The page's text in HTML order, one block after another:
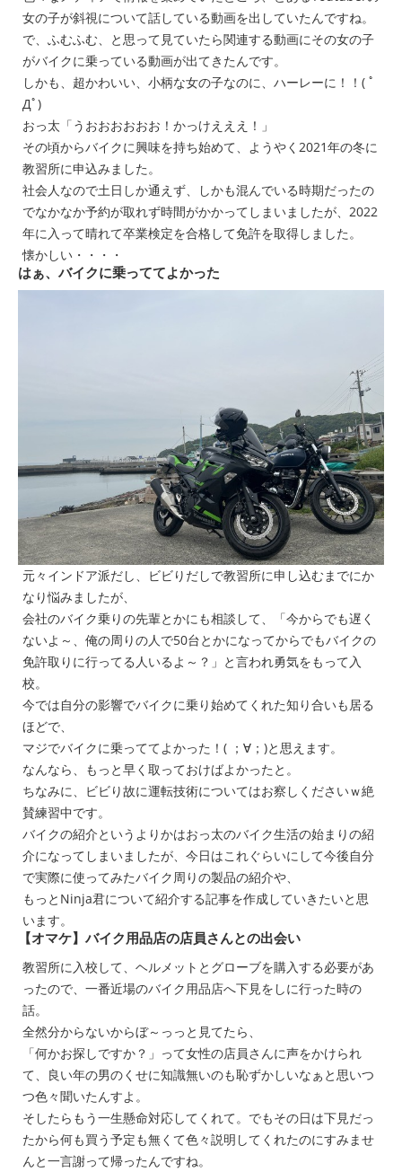
女の子が斜視について話している動画を出していたんですね。
で、ふむふむ、と思って見ていたら関連する動画にその女の子
がバイクに乗っている動画が出てきたんです。
しかも、超かわいい、小柄な女の子なのに、ハーレーに！！( ﾟ
Дﾟ)
おっ太「うおおおおおお！かっけえええ！」
その頃からバイクに興味を持ち始めて、ようやく2021年の冬に
教習所に申込みました。
社会人なので土日しか通えず、しかも混んでいる時期だったの
でなかなか予約が取れず時間がかかってしまいましたが、2022
年に入って晴れて卒業検定を合格して免許を取得しました。
懐かしい・・・・
はぁ、バイクに乗っててよかった
元々インドア派だし、ビビりだしで教習所に申し込むまでにか
なり悩みましたが、
会社のバイク乗りの先輩とかにも相談して、「今からでも遅く
ないよ～、俺の周りの人で50台とかになってからでもバイクの
免許取りに行ってる人いるよ～？」と言われ勇気をもって入
校。
今では自分の影響でバイクに乗り始めてくれた知り合いも居る
ほどで、
マジでバイクに乗っててよかった！( ；∀；)と思えます。
なんなら、もっと早く取っておけばよかったと。
ちなみに、ビビり故に運転技術についてはお察しくださいｗ絶
賛練習中です。
バイクの紹介というよりかはおっ太のバイク生活の始まりの紹
介になってしまいましたが、今日はこれぐらいにして今後自分
で実際に使ってみたバイク周りの製品の紹介や、
もっとNinja君について紹介する記事を作成していきたいと思
います。
【オマケ】バイク用品店の店員さんとの出会い
教習所に入校して、ヘルメットとグローブを購入する必要があ
ったので、一番近場のバイク用品店へ下見をしに行った時の
話。
全然分からないからぼ～っっと見てたら、
「何かお探しですか？」って女性の店員さんに声をかけられ
て、良い年の男のくせに知識無いのも恥ずかしいなぁと思いつ
つ色々聞いたんすよ。
そしたらもう一生懸命対応してくれて。でもその日は下見だっ
たから何も買う予定も無くて色々説明してくれたのにすみませ
んと一言謝って帰ったんですね。